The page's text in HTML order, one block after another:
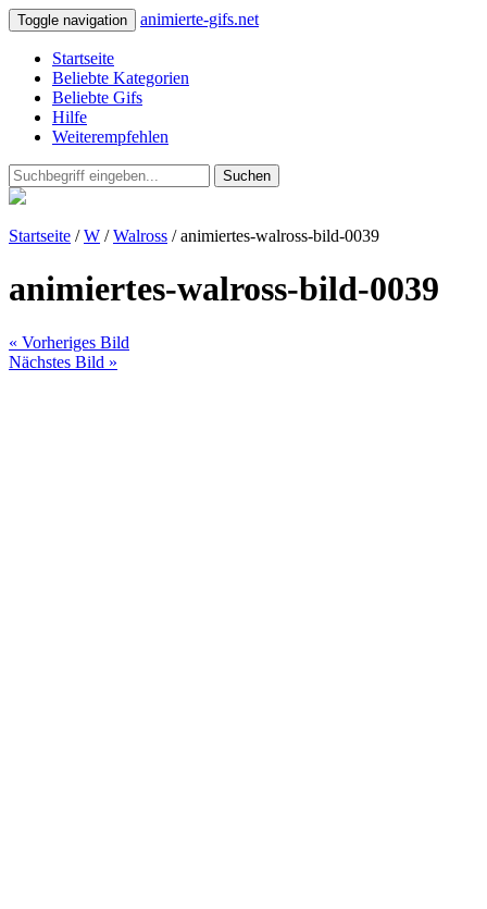
Toggle navigation animierte-gifs.net
Startseite
Beliebte Kategorien
Beliebte Gifs
Hilfe
Weiterempfehlen
Suchen
Startseite /W /Walross / animiertes-walross-bild-0039
animiertes-walross-bild-0039
« Vorheriges Bild
Nächstes Bild »